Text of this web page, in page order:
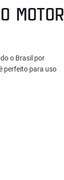
MOTOR
o Brasil por
perfeito para uso